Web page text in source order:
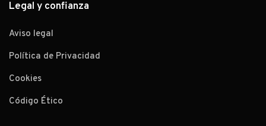
Legal y confianza
Aviso legal
Política de Privacidad
Cookies
Código Ético